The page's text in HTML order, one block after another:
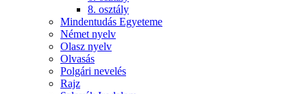
8. osztály
Mindentudás Egyeteme
Német nyelv
Olasz nyelv
Olvasás
Polgári nevelés
Rajz